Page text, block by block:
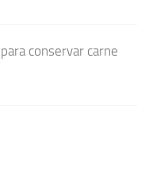
conservar carne